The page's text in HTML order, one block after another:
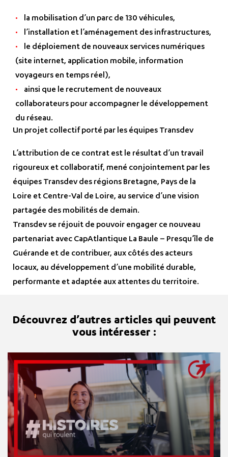
la mobilisation d’un parc de 130 véhicules,
l’installation et l’aménagement des infrastructures,
le déploiement de nouveaux services numériques
(site internet, application mobile, information
voyageurs en temps réel),
ainsi que le recrutement de nouveaux
collaborateurs pour accompagner le développement
du réseau.
Un projet collectif porté par les équipes Transdev
L’attribution de ce contrat est le résultat d’un travail
rigoureux et collaboratif, mené conjointement par les
équipes Transdev des régions Bretagne, Pays de la
Loire et Centre‑Val de Loire, au service d’une vision
partagée des mobilités de demain.
Transdev se réjouit de pouvoir engager ce nouveau
partenariat avec CapAtlantique La Baule – Presqu’île de
Guérande et de contribuer, aux côtés des acteurs
locaux, au développement d’une mobilité durable,
performante et adaptée aux attentes du territoire.
Découvrez d’autres articles qui peuvent
vous intéresser :